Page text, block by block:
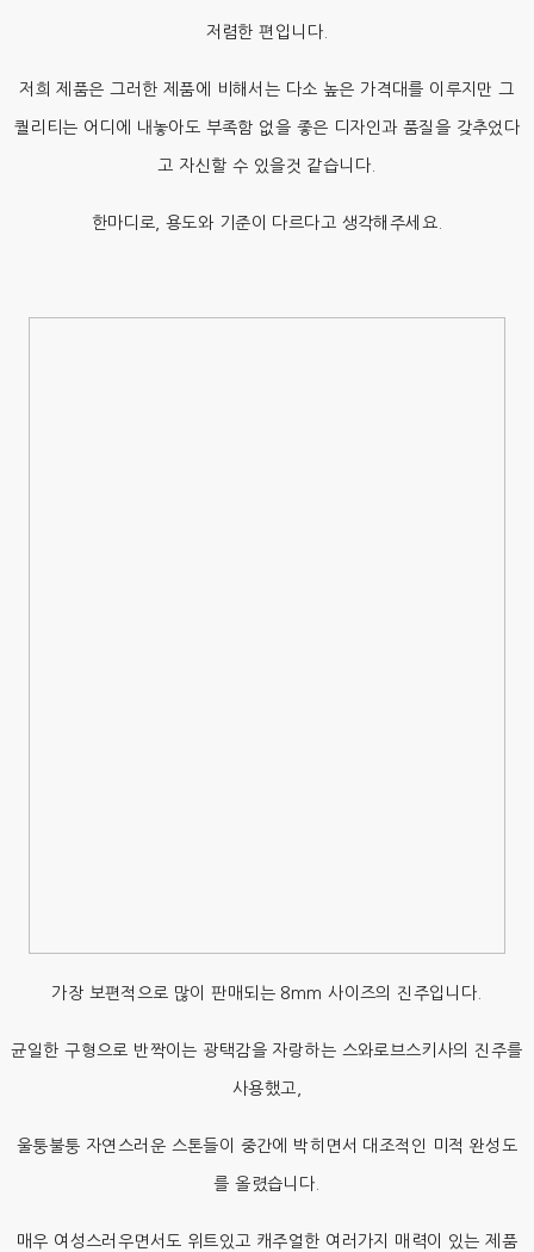
저렴한 편입니다.
저희 제품은 그러한 제품에 비해서는 다소 높은 가격대를 이루지만 그
퀄리티는 어디에 내놓아도 부족함 없을 좋은 디자인과 품질을 갖추었다
고 자신할 수 있을것 같습니다.
한마디로, 용도와 기준이 다르다고 생각해주세요.
가장 보편적으로 많이 판매되는 8mm 사이즈의 진주입니다.
균일한 구형으로 반짝이는 광택감을 자랑하는 스와로브스키사의 진주를
사용했고,
울퉁불퉁 자연스러운 스톤들이 중간에 박히면서 대조적인 미적 완성도
를 올렸습니다.
매우 여성스러우면서도 위트있고 캐주얼한 여러가지 매력이 있는 제품